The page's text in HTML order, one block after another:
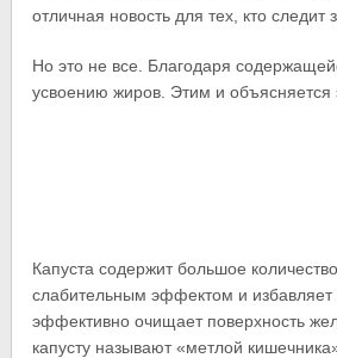
отличная новость для тех, кто следит
Но это не все. Благодаря
усвоению жиров. Этим и объясняется
Капуста содержит большое
слабительным эффектом и
эффективно очищает поверхность
капусту называют «метлой